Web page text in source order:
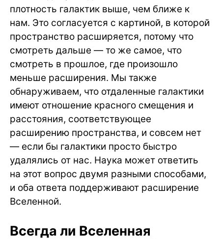
плотность галактик выше, чем ближе к
нам. Это согласуется с картиной, в которой
пространство расширяется, потому что
смотреть дальше — то же самое, что
смотреть в прошлое, где произошло
меньше расширения. Мы также
обнаруживаем, что отдаленные галактики
имеют отношение красного смещения и
расстояния, соответствующее
расширению пространства, и совсем нет
— если бы галактики просто быстро
удалялись от нас. Наука может ответить
на этот вопрос двумя разными способами,
и оба ответа поддерживают расширение
Вселенной.
Всегда ли Вселенная